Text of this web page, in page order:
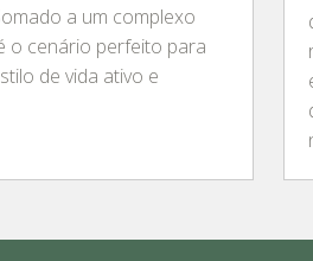
a um complexo
o cenário perfeito para
de vida ativo e